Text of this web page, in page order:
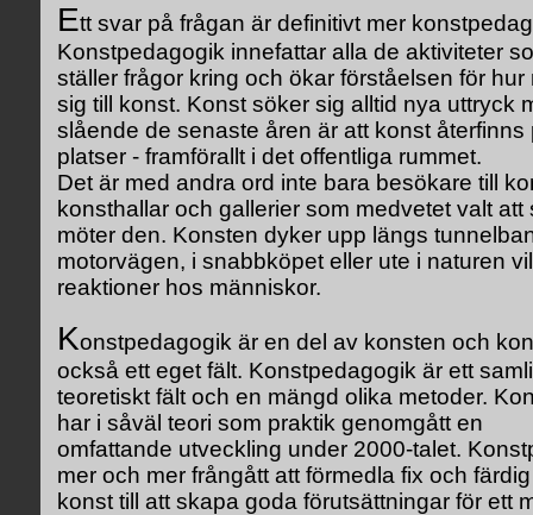
Ett svar på frågan är definitivt mer
Konstpedagogik innefattar alla de aktiviteter
ställer frågor kring och ökar förståelsen för
sig till konst. Konst söker sig alltid nya uttryck
slående de senaste åren är att konst
platser - framförallt i det offentliga rummet.
Det är med andra ord inte bara besökare till
konsthallar och gallerier som medvetet valt att
möter den. Konsten dyker upp längs
motorvägen, i snabbköpet eller ute i naturen
reaktioner hos människor.
Konstpedagogik är en del av konsten och
också ett eget fält. Konstpedagogik är ett
teoretiskt fält och en mängd olika metoder.
har i såväl teori som praktik genomgått en
omfattande utveckling under 2000-talet.
mer och mer frångått att förmedla fix och
konst till att skapa goda förutsättningar för ett